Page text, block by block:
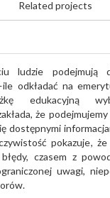
Related projects
ludzie podejmują
odkładać na
edukacyjną
że
dostępnymi
pokazuje,
błędy, czasem z
uwagi,